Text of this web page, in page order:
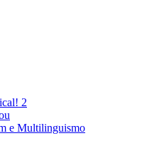
2
e Multilinguismo